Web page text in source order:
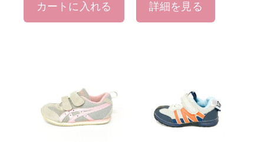
カートに入れる 詳細を見る